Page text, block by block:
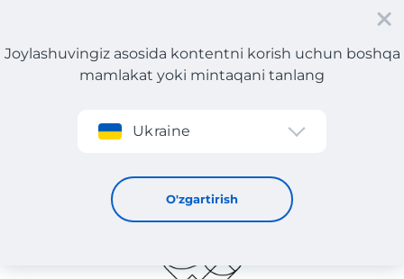
Roʻyxatdan oʻtish
Joylashuvingiz asosida kontentni korish uchun boshqa
mamlakat yoki mintaqani tanlang
Ukraine
O'zgartirish
FEMI STORIES